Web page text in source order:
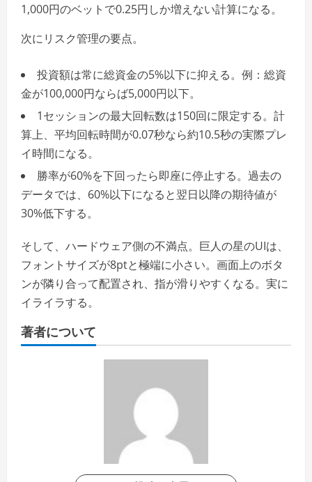
1,000円のベットで0.25円しか増えない計算になる。
次にリスク管理の要点。
投資額は常に総資金の5%以下に抑える。例：総資
金が100,000円ならば5,000円以下。
1セッションの最大回転数は150回に限定する。計
算上、平均回転時間が0.07秒なら約10.5秒の実際プレ
イ時間になる。
勝率が60%を下回ったら即座に停止する。過去の
データでは、60%以下になると翌日以降の期待値が
30%低下する。
そして、ハードウェア側の不満点。巨人の星のUIは、
フォントサイズが8ptと極端に小さい。画面上のボタ
ンが隣り合って配置され、指が滑りやすくなる。実に
イライラする。
著者について